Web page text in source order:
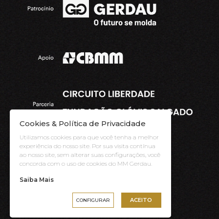
Cookies & Política de Privacidade
Utilizamos cookies para que você tenha a melhor
experiência do nosso site. Por sua visita contínua
ao nosso site, sem alterar suas configurações, você
concorda com o uso de cookies do MM Gerdau.
Saiba Mais
CONFIGURAR ACEITO